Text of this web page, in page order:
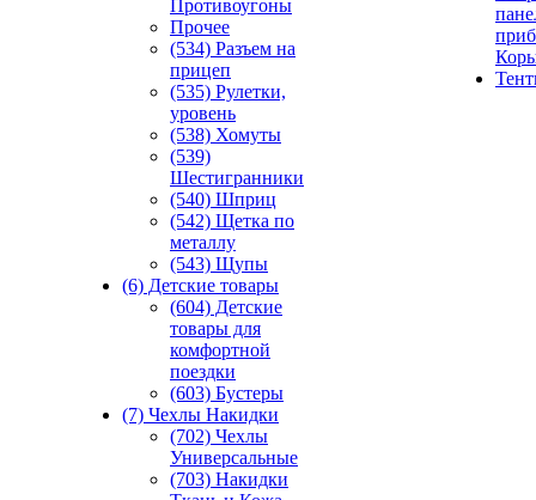
Противоугоны
Прочее
(534) Разъем на
прицеп
(535) Рулетки,
уровень
(538) Хомуты
(539)
Шестигранники
(540) Шприц
(542) Щетка по
металлу
(543) Щупы
(6) Детские товары
(604) Детские
товары для
комфортной
поездки
(603) Бустеры
(7) Чехлы Накидки
(702) Чехлы
Универсальные
(703) Накидки